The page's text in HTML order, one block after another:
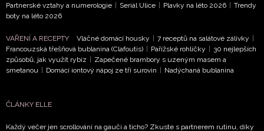
Partnerské vztahy a numerologie | Seriál Ulice | Plavky na léto 2026 | Trendy
boty na léto 2026
VAŘENÍ A RECEPTY Vláčné domácí housky | 7 receptů na salátové zálivky |
Francouzská třešňová bublanina (Clafoutis) | Pařížské rohlíčky | 30 nejlepších
způsobů, jak využít rybíz | Zapečené brambory s uzeným masem a
smetanou | Domácí iontový nápoj ze tří surovin | Nadýchaná bublanina
ČLÁNKY ELLE
Každý večer jen scrollování na gauči a ticho? Zkuste s partnerem rutinu, díky